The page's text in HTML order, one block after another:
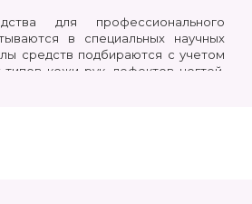
для профессионального
в специальных научных
средств подбираются с учетом
кожи рук, дефектов ногтей,